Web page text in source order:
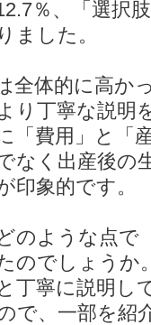
％、「選択
ました。
全体的に高か
り丁寧な説明
「費用」と「
なく出産後の
印象的です。
のような点で
のでしょうか。
と丁寧に説明
で、一部を紹